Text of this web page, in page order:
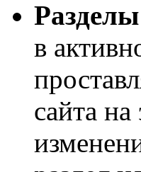
Разделы
в
сайта